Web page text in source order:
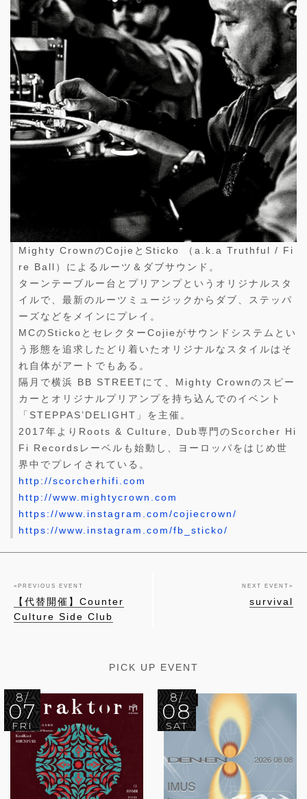
Mighty CrownのCojieとSticko （a.k.a Truthful / Fi
re Ball）によるルーツ＆ダブサウンド。
ターンテーブルー台とプリアンプというオリジナルスタ
イルで、最新のルーツミュージックからダブ、ステッパ
ーズなどをメインにプレイ。
MCのStickoとセレクターCojieがサウンドシステムとい
う形態を追求したどり着いたオリジナルなスタイルはそ
れ自体がアートでもある。
隔月で横浜 BB STREETにて、Mighty Crownのスピー
カーとオリジナルプリアンプを持ち込んでのイベント
「STEPPAS’DELIGHT」を主催。
2017年よりRoots & Culture, Dub専門のScorcher Hi
Fi Recordsレーベルも始動し、ヨーロッパをはじめ世
界中でプレイされている。
http://scorcherhifi.com
http://www.mightycrown.com
https://www.instagram.com/cojiecrown/
https://www.instagram.com/fb_sticko/
« PREVIOUS EVENT
【代替開催】Counter
Culture Side Club
NEXT EVENT »
survival
PICK UP EVENT
8/
07
FRI
8/
08
SAT